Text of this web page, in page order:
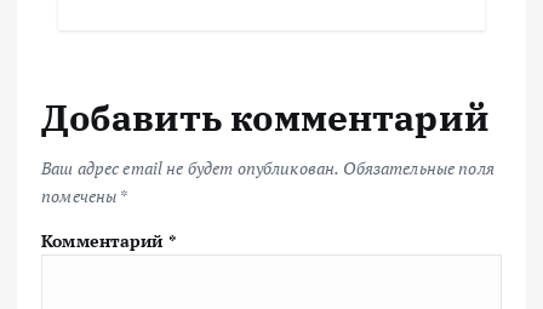
Добавить комментарий
Ваш адрес email не будет опубликован. Обязательные поля
помечены *
Комментарий *